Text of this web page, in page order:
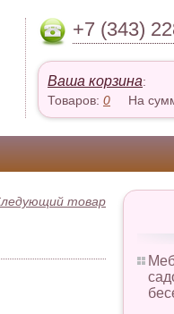
+7 (343)
Ваша корзина:
Товаров: 0 На
товар